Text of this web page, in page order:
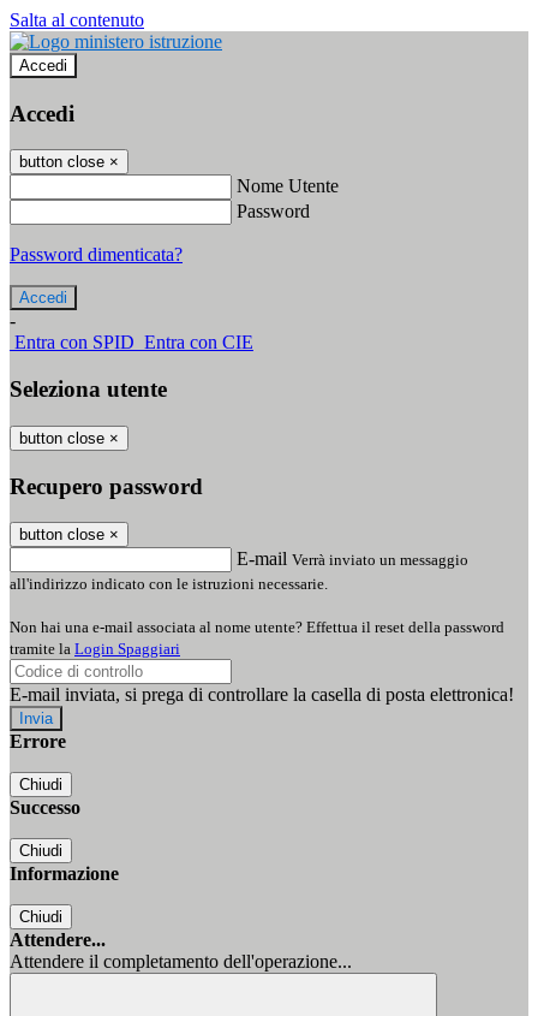
Salta al contenuto
Accedi
Accedi
button close ×
Nome Utente
Password
Password dimenticata?
-
Entra con SPID Entra con CIE
Seleziona utente
button close ×
Recupero password
button close ×
E-mail Verrà inviato un messaggio
all'indirizzo indicato con le istruzioni necessarie.
Non hai una e-mail associata al nome utente? Effettua il reset della password
tramite la Login Spaggiari
E-mail inviata, si prega di controllare la casella di posta elettronica!
Errore
Chiudi
Successo
Chiudi
Informazione
Chiudi
Attendere...
Attendere il completamento dell'operazione...